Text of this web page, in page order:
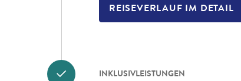
REISEVERLAUF IM DETAIL
INKLUSIVLEISTUNGEN